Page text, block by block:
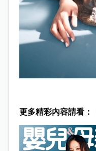
更多精彩內容請看：